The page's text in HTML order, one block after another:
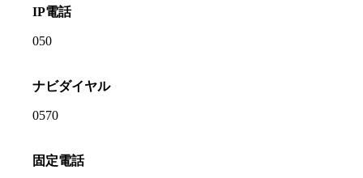
IP電話
050
ナビダイヤル
0570
固定電話